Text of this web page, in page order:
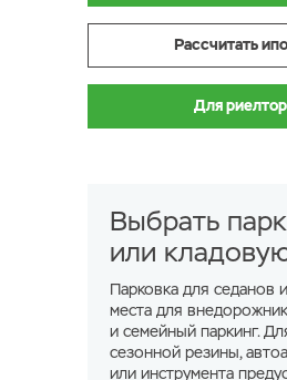
Рассчитать
Для
Выбрать
или
Парковка для седанов
места для
и семейный паркинг.
сезонной резины,
или инструмента